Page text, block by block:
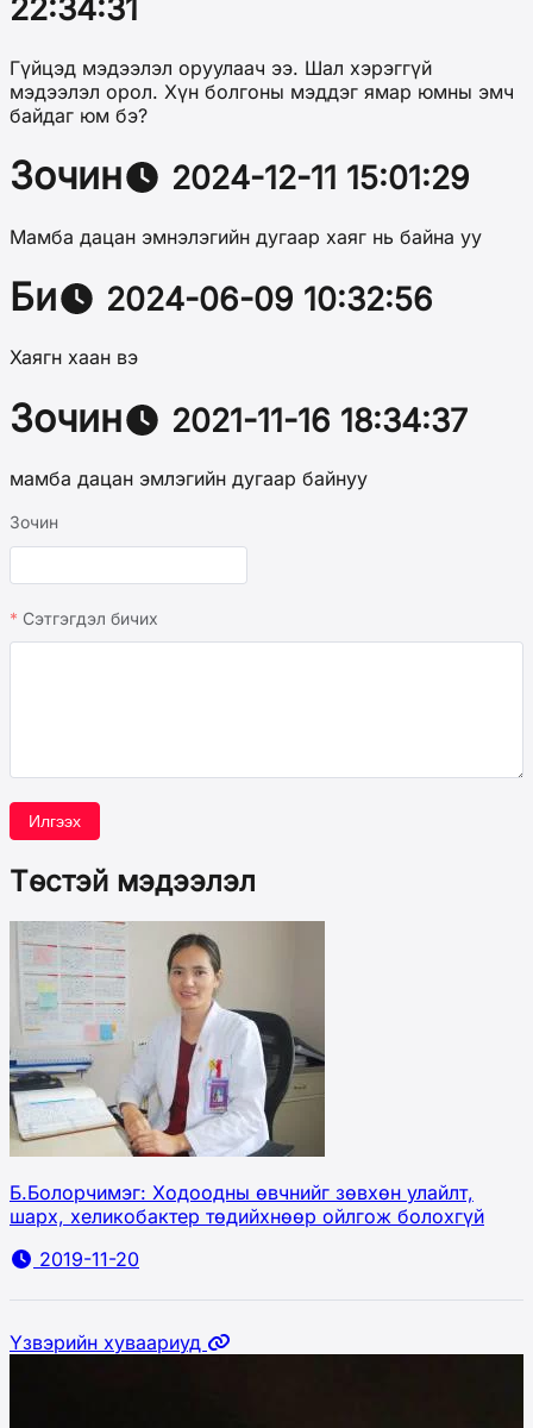
22:34:31
Гүйцэд мэдээлэл оруулаач ээ. Шал хэрэггүй
мэдээлэл орол. Хүн болгоны мэддэг ямар юмны эмч
байдаг юм бэ?
Зочин 2024-12-11 15:01:29
Мамба дацан эмнэлэгийн дугаар хаяг нь байна уу
Би 2024-06-09 10:32:56
Хаягн хаан вэ
Зочин 2021-11-16 18:34:37
мамба дацан эмлэгийн дугаар байнуу
Зочин
Сэтгэгдэл бичих
Илгээх
Төстэй мэдээлэл
Б.Болорчимэг: Ходоодны өвчнийг зөвхөн улайлт,
шарх, хеликобактер төдийхнөөр ойлгож болохгүй
2019-11-20
Үзвэрийн хуваариуд